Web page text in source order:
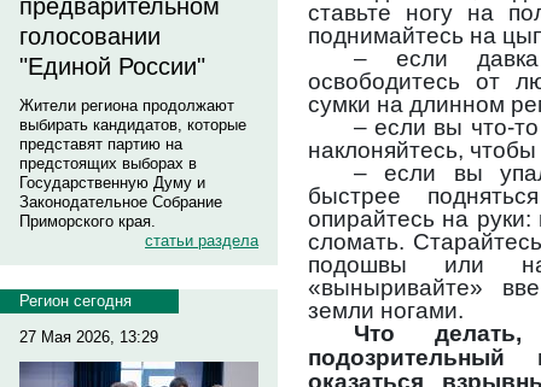
предварительном
голосовании
"Единой России"
Жители региона продолжают
выбирать кандидатов, которые
представят партию на
предстоящих выборах в
Государственную Думу и
Законодательное Собрание
Приморского края.
статьи раздела
Регион сегодня
27 Мая 2026, 13:29
ставьте ногу на
поднимайтесь на
– если давка
освободитесь от
сумки на длинном
– если вы что-
наклоняйтесь,
– если вы
быстрее
опирайтесь на руки:
сломать.
подошвы или
«выныривайте»
земли ногами.
Что
оказаться